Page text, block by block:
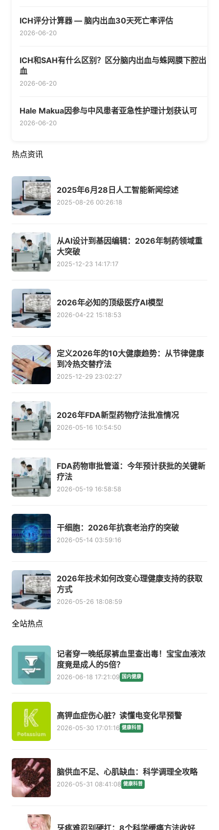
ICH评分计算器 — 脑内出血30天死亡率评估
2026-06-20
ICH和SAH有什么区别？区分脑内出血与蛛网膜下腔出
血
2026-06-20
Hale Makua因参与中风患者亚急性护理计划获认可
2026-06-20
热点资讯
2025年6月28日人工智能新闻综述
2025-08-26 00:26:18
从AI设计到基因编辑：2026年制药领域重
大突破
2025-12-23 14:17:17
2026年必知的顶级医疗AI模型
2026-04-22 15:18:53
定义2026年的10大健康趋势：从节律健康
到冷热交替疗法
2025-12-29 23:02:27
2026年FDA新型药物疗法批准情况
2026-05-16 10:54:50
FDA药物审批管道：今年预计获批的关键新
疗法
2026-05-19 16:58:58
干细胞：2026年抗衰老治疗的突破
2026-05-14 03:59:16
2026年技术如何改变心理健康支持的获取
方式
2026-05-26 18:08:59
全站热点
记者穿一晚纸尿裤血里查出毒！宝宝血液浓
度竟是成人的5倍？
2026-06-18 17:21:09 国内健康
高钾血症伤心脏？读懂电变化早预警
2026-05-30 17:01:16 健康科普
脑供血不足、心肌缺血：科学调理全攻略
2026-05-31 08:41:08 健康科普